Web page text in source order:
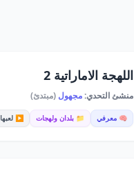
اللهجة الاماراتية 2
منشئ التحدي:مجهول (مبتدئ)
🧠 معرفي 📁 بلدان ولهجات ▶️ لعبها 489